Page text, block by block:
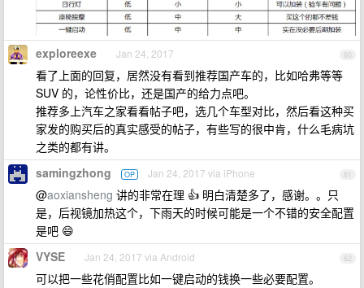
60
exploreexe Jan 24, 2017
看了上面的回复，居然没有看到推荐国产车的，比如哈弗等等
SUV 的，论性价比，还是国产的给力点吧。
推荐多上汽车之家看看帖子吧，选几个车型对比，然后看这种买
家发的购买后的真实感受的帖子，有些写的很中肯，什么毛病坑
之类的都有讲。
61
samingzhong OP Jan 24, 2017 via iPhone
@aoxiansheng 讲的非常在理 👍 明白清楚多了，感谢。。只
是，后视镜加热这个，下雨天的时候可能是一个不错的安全配置
是吧 😄
62
VYSE Jan 24, 2017 via Android
可以把一些花俏配置比如一键启动的钱换一些必要配置。